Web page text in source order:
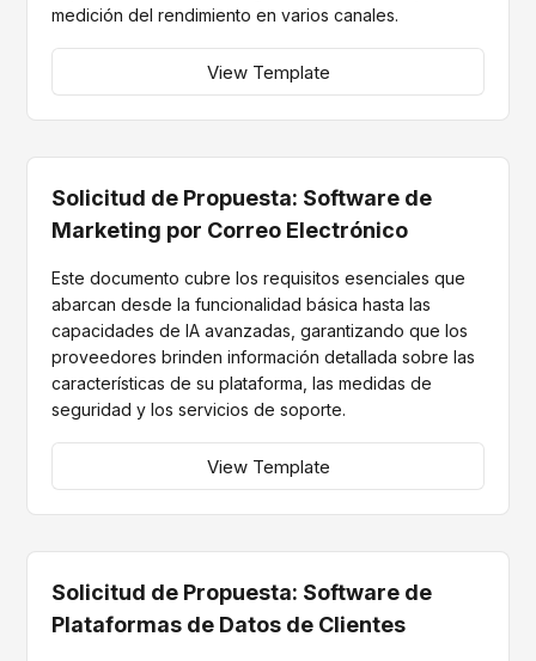
medición del rendimiento en varios canales.
View Template
Solicitud de Propuesta: Software de
Marketing por Correo Electrónico
Este documento cubre los requisitos esenciales que
abarcan desde la funcionalidad básica hasta las
capacidades de IA avanzadas, garantizando que los
proveedores brinden información detallada sobre las
características de su plataforma, las medidas de
seguridad y los servicios de soporte.
View Template
Solicitud de Propuesta: Software de
Plataformas de Datos de Clientes